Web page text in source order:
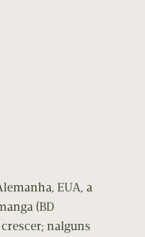
EUA, a
(BD
nalguns